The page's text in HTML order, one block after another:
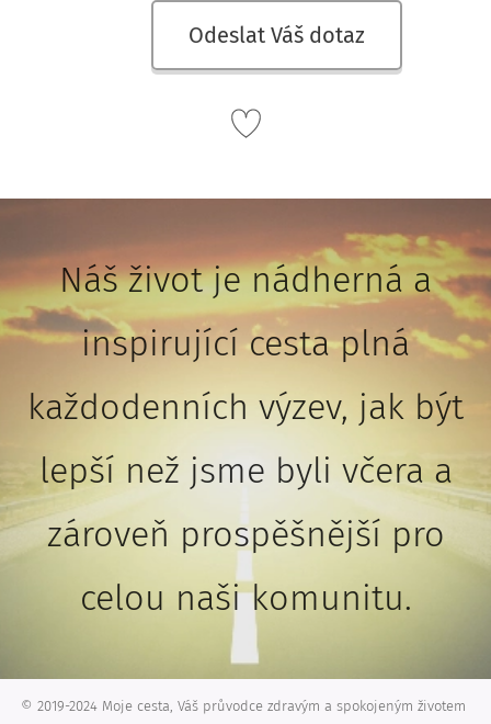
Odeslat Váš dotaz
Náš život je nádherná a
inspirující cesta plná
každodenních výzev, jak být
lepší než jsme byli včera a
zároveň prospěšnější pro
celou naši komunitu.
© 2019-2024 Moje cesta, Váš průvodce zdravým a spokojeným životem